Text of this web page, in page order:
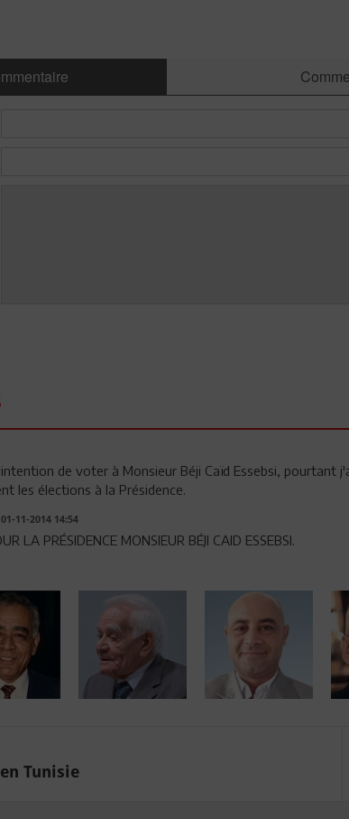
de voter à Monsieur Béji Caïd Essebsi, pourtant
les élections à la Présidence.
11-2014 14:54
LA PRÉSIDENCE MONSIEUR BÉJI CAID ESSEBSI.
Tunisie